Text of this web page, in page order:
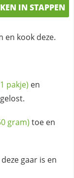
IN STAPPEN
en kook deze.
pakje) en
gram) toe en
gaar is en